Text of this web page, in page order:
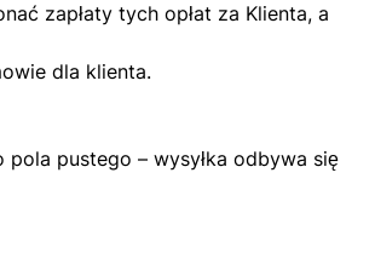
zapłaty tych opłat za Klienta, a
dla klienta.
pustego – wysyłka odbywa się